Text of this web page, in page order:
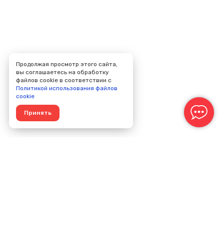
Продолжая просмотр этого сайта,
вы соглашаетесь на обработку
файлов cookie в соответствии с
Политикой использования файлов
cookie
Принять